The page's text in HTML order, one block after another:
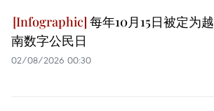
每年10月15日被定为越
南数字公民日
02/08/2026 00:30